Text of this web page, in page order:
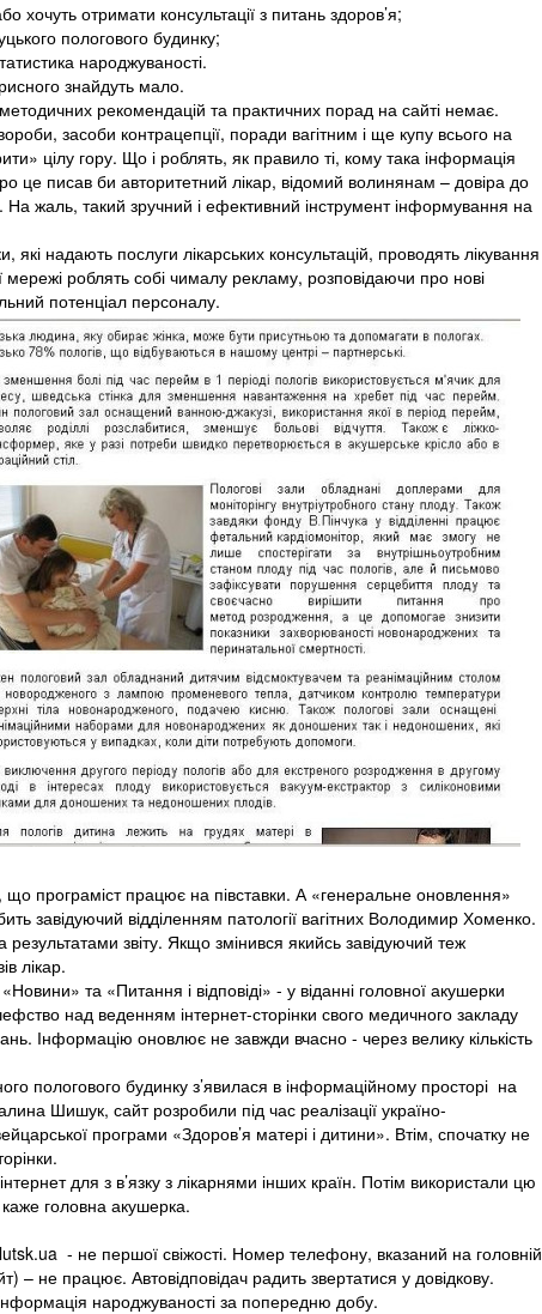
хочуть отримати консультації з питань здоров’я;
пологового будинку;
народжуваності.
знайдуть мало.
рекомендацій та практичних порад на сайті немає.
засоби контрацепції, поради вагітним і ще купу всього на
цілу гору. Що і роблять, як правило ті, кому така інформація
це писав би авторитетний лікар, відомий волинянам – довіра до
жаль, такий зручний і ефективний інструмент інформування на
які надають послуги лікарських консультацій, проводять лікування
мережі роблять собі чималу рекламу, розповідаючи про нові
потенціал персоналу.
програміст працює на півставки. А «генеральне оновлення»
завідуючий відділенням патології вагітних Володимир Хоменко.
звіту. Якщо змінився якийсь завідуючий теж
лікар.
та «Питання і відповіді» - у віданні головної акушерки
над веденням інтернет-сторінки свого медичного закладу
Інформацію оновлює не завжди вчасно - через велику кількість
пологового будинку з’явилася в інформаційному просторі на
Шишук, сайт розробили під час реалізації україно-
програми «Здоров’я матері і дитини». Втім, спочатку не
для з в’язку з лікарнями інших країн. Потім використали цю
головна акушерка.
- не першої свіжості. Номер телефону, вказаний на головній
– не працює. Автовідповідач радить звертатися у довідкову.
народжуваності за попередню добу.